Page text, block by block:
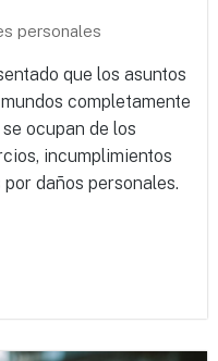
personales
que los asuntos
completamente
ocupan de los
incumplimientos
daños personales.